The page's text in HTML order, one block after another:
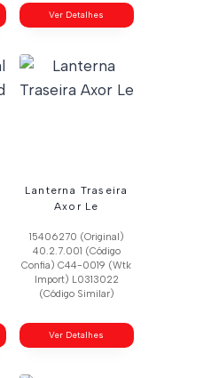
Ver Detalhes
Lanterna Traseira
Axor Le
15406270 (Original)
40.2.7.001 (Código
Confia) C44-0019 (Wtk
Import) L0313022
(Código Similar)
Ver Detalhes